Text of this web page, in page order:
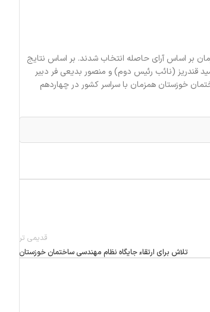
سازمان بر اساس آرای حاصله انتخاب شدند. بر اساس نتایج
قندریز (نائب رئیس دوم) و منصور بدیعی فر دبیر
خوزستان همزمان با سراسر کشور در چهاردهم
قدیمی تر
تلاش برای ارتقاء جایگاه نظام مهندسی ساختمان خوزستان